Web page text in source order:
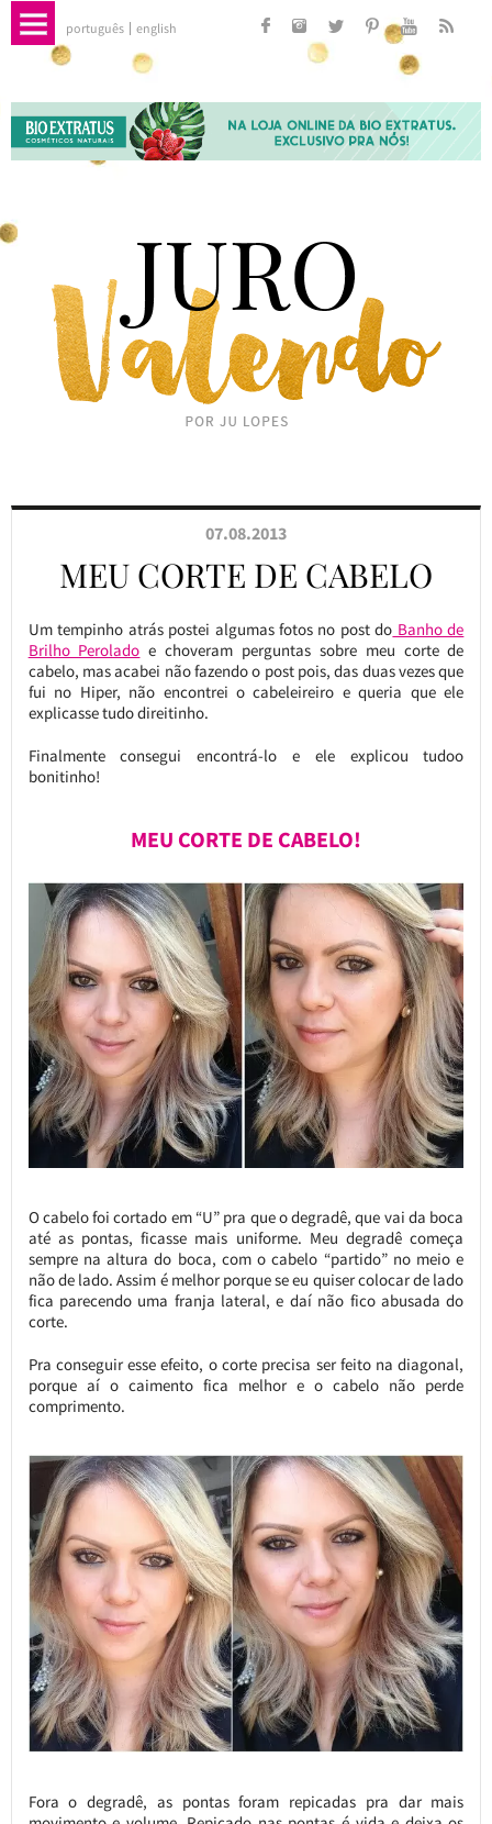
português english
07.08.2013
MEU CORTE DE CABELO
Um tempinho atrás postei algumas fotos no post do Banho de
Brilho Perolado e choveram perguntas sobre meu corte de
cabelo, mas acabei não fazendo o post pois, das duas vezes que
fui no Hiper, não encontrei o cabeleireiro e queria que ele
explicasse tudo direitinho.
Finalmente consegui encontrá-lo e ele explicou tudoo
bonitinho!
MEU CORTE DE CABELO!
O cabelo foi cortado em “U” pra que o degradê, que vai da boca
até as pontas, ficasse mais uniforme. Meu degradê começa
sempre na altura do boca, com o cabelo “partido” no meio e
não de lado. Assim é melhor porque se eu quiser colocar de lado
fica parecendo uma franja lateral, e daí não fico abusada do
corte.
Pra conseguir esse efeito, o corte precisa ser feito na diagonal,
porque aí o caimento fica melhor e o cabelo não perde
comprimento.
Fora o degradê, as pontas foram repicadas pra dar mais